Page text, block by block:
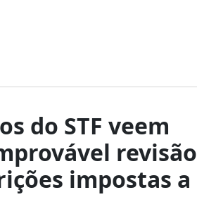
do STF veem
revisão
impostas a